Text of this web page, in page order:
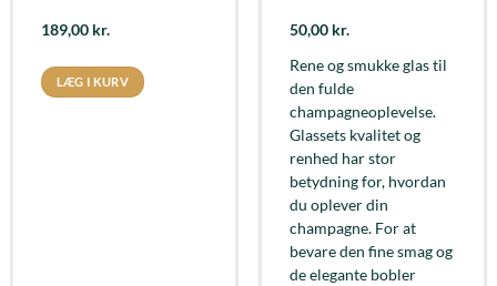
189,00 kr.
LÆG I KURV
50,00 kr.
Rene og smukke glas til
den fulde
champagneoplevelse.
Glassets kvalitet og
renhed har stor
betydning for, hvordan
du oplever din
champagne. For at
bevare den fine smag og
de elegante bobler